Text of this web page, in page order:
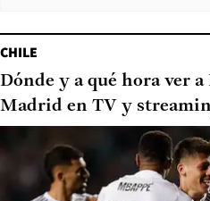
CHILE
Dónde y a qué hora ver a
Madrid en TV y